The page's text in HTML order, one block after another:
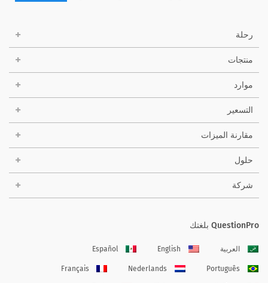
رحلة
منتجات
موارد
التسعير
مقارنة الميزات
حلول
شركة
QuestionPro بلغتك
العربية English
Español
Português
Nederlands
Français